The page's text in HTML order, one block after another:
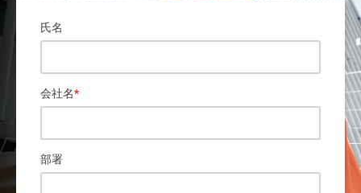
氏名
会社名*
部署